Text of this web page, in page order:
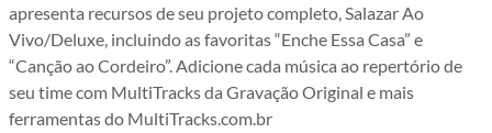
apresenta recursos de seu projeto completo, Salazar Ao
Vivo/Deluxe, incluindo as favoritas “Enche Essa Casa” e
“Canção ao Cordeiro”. Adicione cada música ao repertório de
seu time com MultiTracks da Gravação Original e mais
ferramentas do MultiTracks.com.br